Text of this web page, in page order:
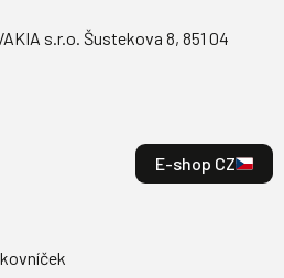
s.r.o. Šustekova 8, 851 04
E-shop CZ